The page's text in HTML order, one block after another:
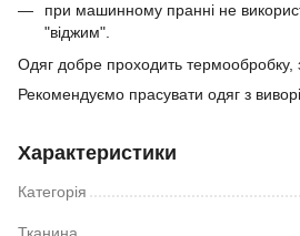
​при машинному пранні не
"віджим".
Одяг добре проходить термообробку,
Рекомендуємо прасувати одяг з
Характеристики
Категорія
Тканина